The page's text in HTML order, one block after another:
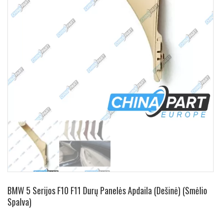
BMW 5 Serijos F10 F11 Durų Panelės Apdaila (Dešinė) (Smėlio
Spalva)